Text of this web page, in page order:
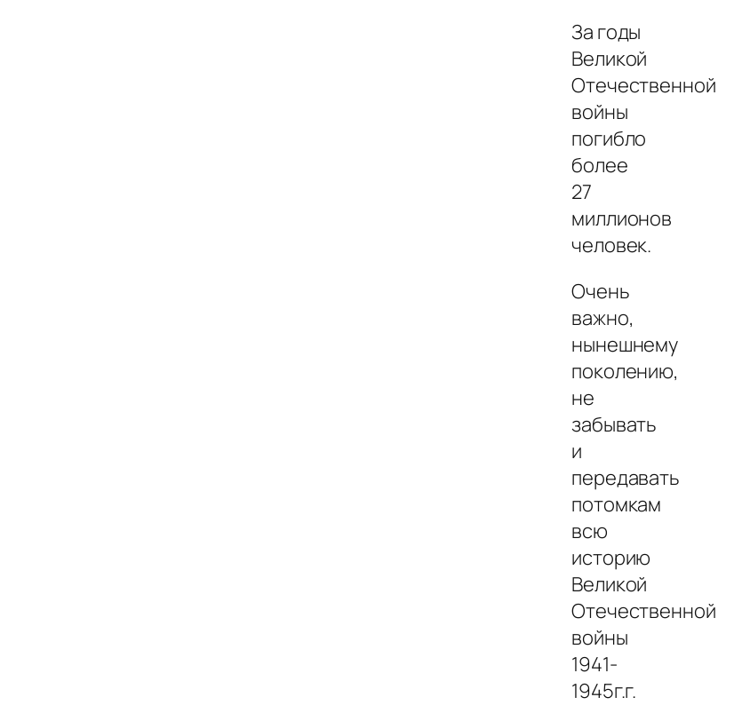
За годы
Великой
Отечественной
войны
погибло
более
27
миллионов
человек.
Очень
важно,
нынешнему
поколению,
не
забывать
и
передавать
потомкам
всю
историю
Великой
Отечественной
войны
1941-
1945г.г.